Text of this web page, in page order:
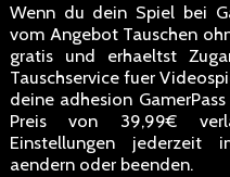
Wenn du dein Spiel bei
vom Angebot Tauschen
gratis und erhaeltst
Tauschservice fuer
deine adhesion
Preis von 39,99€
Einstellungen jederzeit
aendern oder beenden.